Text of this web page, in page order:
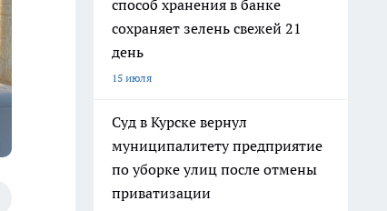
способ хранения в банке
сохраняет зелень свежей 21
день
15 июля
Суд в Курске вернул
муниципалитету предприятие
по уборке улиц после отмены
приватизации